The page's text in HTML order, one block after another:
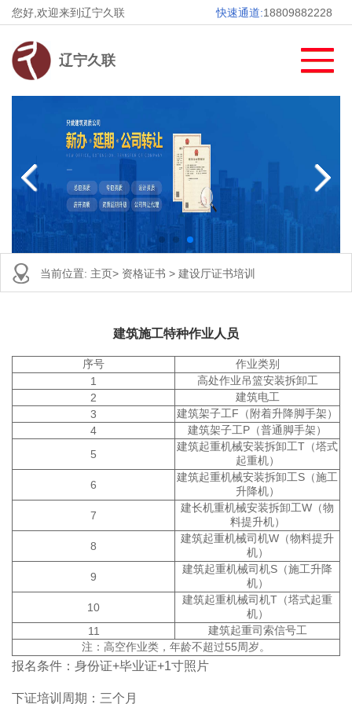
您好,欢迎来到辽宁久联 快速通道:18809882228
辽宁久联
当前位置: 主页> 资格证书 > 建设厅证书培训
建筑施工特种作业人员
序号
作业类别
1
高处作业吊篮安装拆卸工
2
建筑电工
3
建筑架子工F（附着升降脚手架）
4
建筑架子工P（普通脚手架）
5
建筑起重机械安装拆卸工T（塔式
起重机）
6
建筑起重机械安装拆卸工S（施工
升降机）
7
建长机重机械安装拆卸工W（物
料提升机）
8
建筑起重机械司机W（物料提升
机）
9
建筑起重机械司机S（施工升降
机）
10
建筑起重机械司机T（塔式起重
机）
11
建筑起重司索信号工
注：高空作业类，年龄不超过55周岁。
报名条件：身份证+毕业证+1寸照片
下证培训周期：三个月